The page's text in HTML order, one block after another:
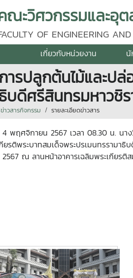
ณะวิศวกรรมและอุ
OF ENGINEERING
เกี่ยวกับหน่วยงาน
ารปลูกต้นไม้และป
บดีศรีสินทรมหาวชิ
ข่าวสารกิจกรรม รายละเอียดข่าวสาร
พฤศจิกายน 2567 เวลา 08.30 น. นา
ยรติพระบาทสมเด็จพระปรเมนทรรามา
ณ ลานหน้าอาคารเฉลิมพระเกียรติ